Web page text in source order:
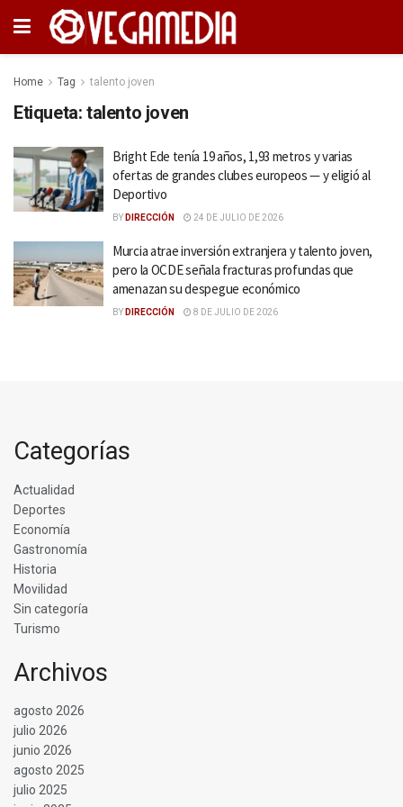
Home Tag talento joven
Etiqueta: talento joven
Bright Ede tenía 19 años, 1,93 metros y varias
ofertas de grandes clubes europeos — y eligió al
Deportivo
BY DIRECCIÓN 24 DE JULIO DE 2026
Murcia atrae inversión extranjera y talento joven,
pero la OCDE señala fracturas profundas que
amenazan su despegue económico
BY DIRECCIÓN 8 DE JULIO DE 2026
Categorías
Actualidad
Deportes
Economía
Gastronomía
Historia
Movilidad
Sin categoría
Turismo
Archivos
agosto 2026
julio 2026
junio 2026
agosto 2025
julio 2025